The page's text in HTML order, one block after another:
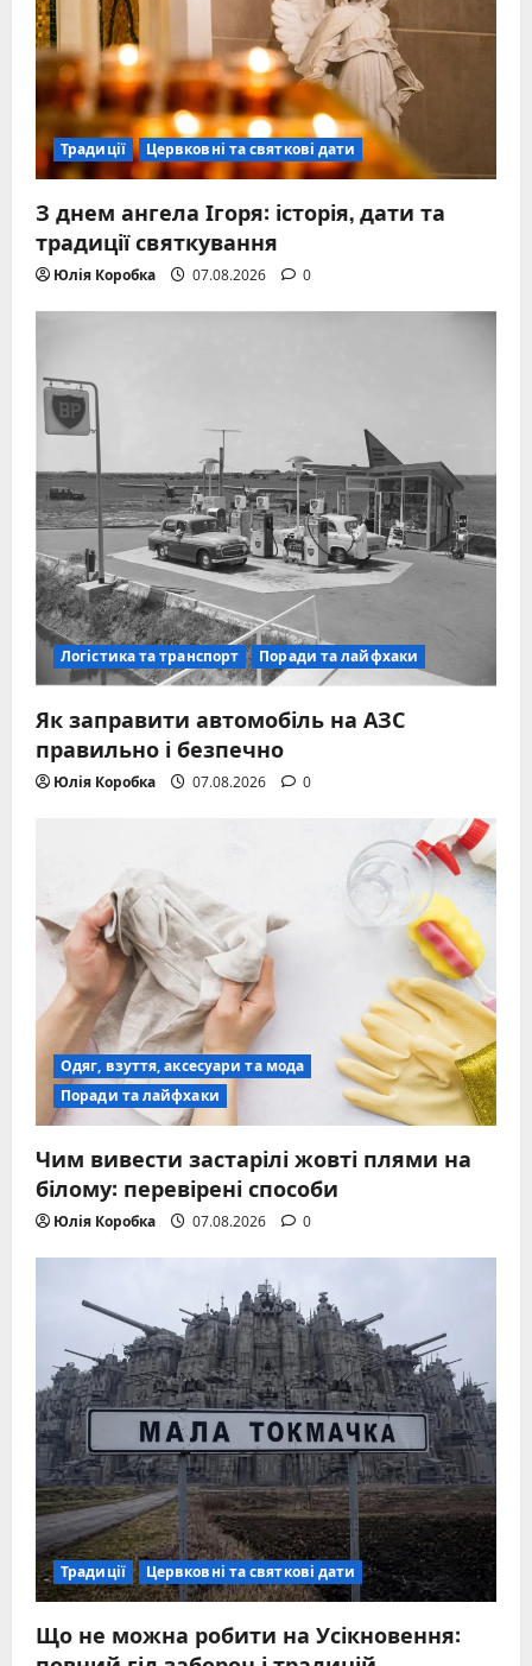
Традиції Цервковні та святкові дати
З днем ангела Ігоря: історія, дати та
традиції святкування
Юлія Коробка 07.08.2026 0
Логістика та транспорт Поради та лайфхаки
Як заправити автомобіль на АЗС
правильно і безпечно
Юлія Коробка 07.08.2026 0
Одяг, взуття, аксесуари та мода
Поради та лайфхаки
Чим вивести застарілі жовті плями на
білому: перевірені способи
Юлія Коробка 07.08.2026 0
Традиції Цервковні та святкові дати
Що не можна робити на Усікновення: